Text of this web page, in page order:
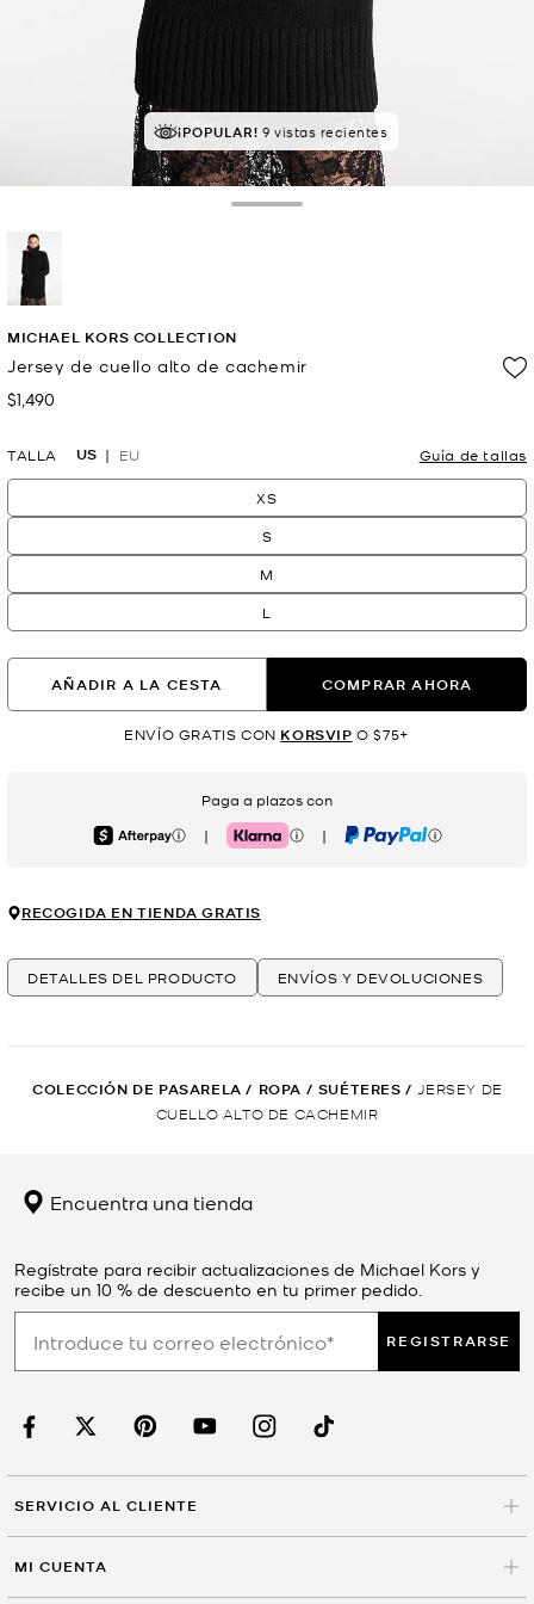
¡POPULAR! 9 vistas recientes
MICHAEL KORS COLLECTION
Jersey de cuello alto de cachemir
Ahora
$1,490
TALLA US EU Guía de tallas
XS
S
M
L
AÑADIR A LA CESTA COMPRAR AHORA
ENVÍO GRATIS CON KORSVIP O $75+
Paga a plazos con
Afterpay | Klarna | PayPal
RECOGIDA EN TIENDA GRATIS
DETALLES DEL PRODUCTO ENVÍOS Y DEVOLUCIONES
COLECCIÓN DE PASARELA / ROPA / SUÉTERES / JERSEY DE
CUELLO ALTO DE CACHEMIR
Encuentra una tienda
Regístrate para recibir actualizaciones de Michael Kors y
recibe un 10 % de descuento en tu primer pedido.
REGISTRARSE
SERVICIO AL CLIENTE
MI CUENTA